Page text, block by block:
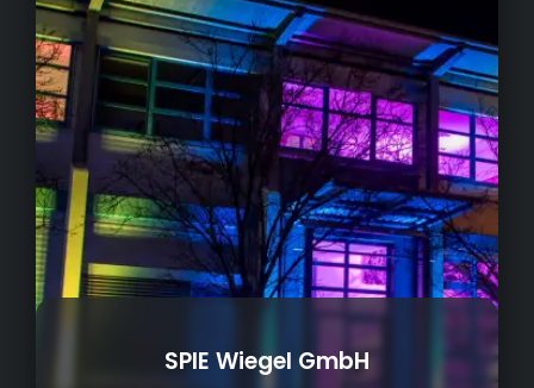
SPIE Wiegel GmbH